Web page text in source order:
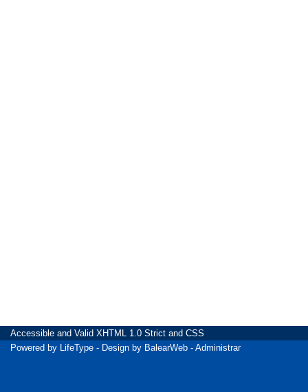
Accessible and Valid XHTML 1.0 Strict and CSS
Powered by LifeType - Design by BalearWeb - Administrar